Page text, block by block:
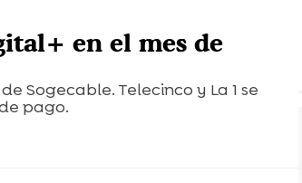
en el mes de
Sogecable. Telecinco y La 1 se
pago.